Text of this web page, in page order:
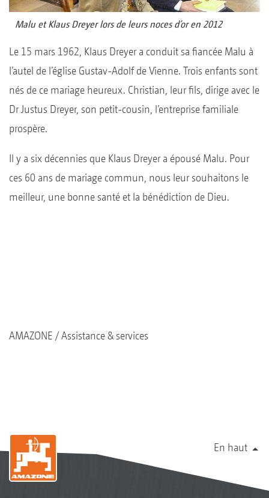
Malu et Klaus Dreyer lors de leurs noces d’or en 2012
Le 15 mars 1962, Klaus Dreyer a conduit sa fiancée Malu à
l’autel de l’église Gustav-Adolf de Vienne. Trois enfants sont
nés de ce mariage heureux. Christian, leur fils, dirige avec le
Dr Justus Dreyer, son petit-cousin, l’entreprise familiale
prospère.
Il y a six décennies que Klaus Dreyer a épousé Malu. Pour
ces 60 ans de mariage commun, nous leur souhaitons le
meilleur, une bonne santé et la bénédiction de Dieu.
AMAZONE Assistance & services
En haut